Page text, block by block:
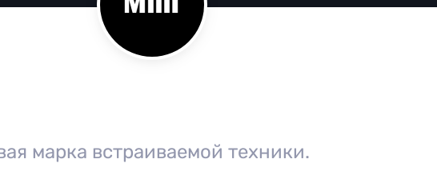
марка встраиваемой техники.